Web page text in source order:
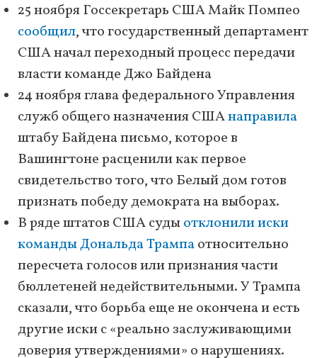
25 ноября Госсекретарь США Майк Помпео
сообщил, что государственный департамент
США начал переходный процесс передачи
власти команде Джо Байдена
24 ноября глава федерального Управления
служб общего назначения СШАнаправила
штабу Байдена письмо, которое в
Вашингтоне расценили как первое
свидетельство того, что Белый дом готов
признать победу демократа на выборах.
В ряде штатов США судыотклонили иски
команды Дональда Трампаотносительно
пересчета голосов или признания части
бюллетеней недействительными. У Трампа
сказали, что борьба еще не окончена и есть
другие иски с «реально заслуживающими
доверия утверждениями» о нарушениях.